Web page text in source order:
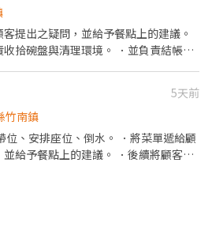
提出之疑問，並給予餐點上的建議。
收拾碗盤與清理環境。 ．並負責結帳、
5天前
竹南鎮
位、安排座位、倒水。 ．將菜單遞給顧
給予餐點上的建議。 ．後續將顧客點